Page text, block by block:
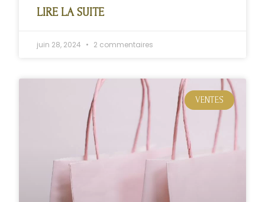
LIRE LA SUITE
juin 28, 2024 2 commentaires
VENTES